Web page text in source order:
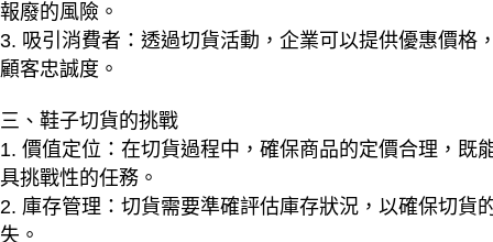
報廢的風險。
3. 吸引消費者：透過切貨活動，企業可以提供優惠價格
顧客忠誠度。
三、鞋子切貨的挑戰
1. 價值定位：在切貨過程中，確保商品的定價合理，既
具挑戰性的任務。
2. 庫存管理：切貨需要準確評估庫存狀況，以確保切貨
失。